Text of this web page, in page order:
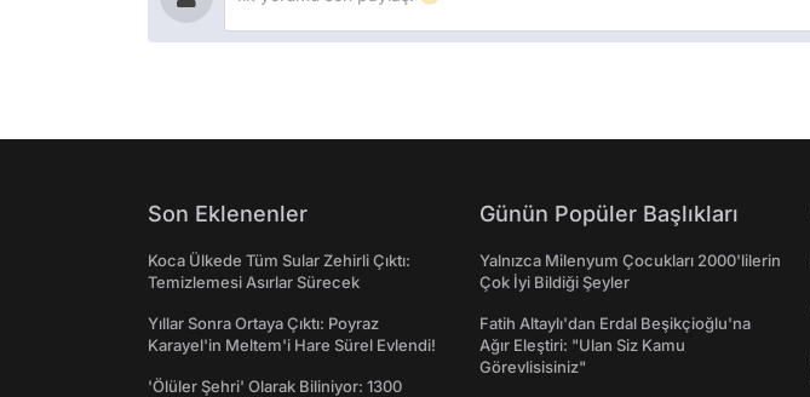
Son Eklenenler
Koca Ülkede Tüm Sular Zehirli Çıktı:
Temizlemesi Asırlar Sürecek
Yıllar Sonra Ortaya Çıktı: Poyraz
Karayel'in Meltem'i Hare Sürel Evlendi!
'Ölüler Şehri' Olarak Biliniyor: 1300
Günün Popüler Başlıkları
Yalnızca Milenyum Çocukları 2000'lilerin
Çok İyi Bildiği Şeyler
Fatih Altaylı'dan Erdal Beşikçioğlu'na
Ağır Eleştiri: "Ulan Siz Kamu
Görevlisisiniz"